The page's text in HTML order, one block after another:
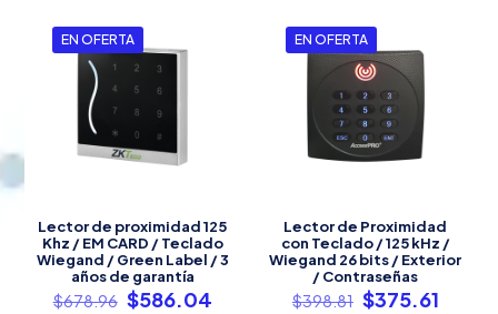
EN OFERTA
Lector de proximidad 125
Khz / EM CARD / Teclado
Wiegand / Green Label / 3
años de garantía
$678.96 El
$586.04El
EN OFERTA
Lector de Proximidad
con Teclado / 125 kHz /
Wiegand 26 bits / Exterior
/ Contraseñas
$398.81 El
$375.61El